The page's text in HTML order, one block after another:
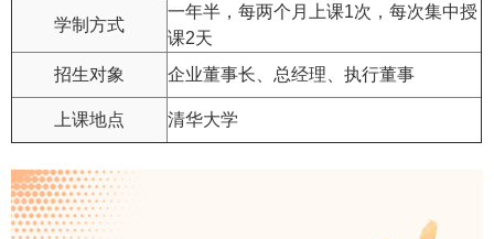
学制方式
一年半，每两个月上课1次，每次集中授
课2天
招生对象
企业董事长、总经理、执行董事
上课地点 清华大学